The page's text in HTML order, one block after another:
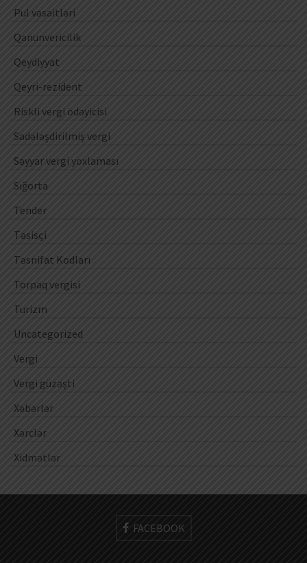
Pul vəsaitləri
Qanunvericilik
Qeydiyyat
Qeyri-rezident
Riskli vergi ödəyicisi
Sadələşdirilmiş vergi
Səyyar vergi yoxlaması
Sığorta
Tender
Təsisçi
Təsnifat Kodları
Torpaq vergisi
Turizm
Uncategorized
Vergi
Vergi güzəşti
Xəbərlər
Xərclər
Xidmətlər
FACEBOOK